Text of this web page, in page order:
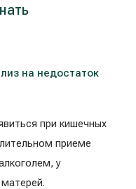
на недостаток
при кишечных
приеме
у